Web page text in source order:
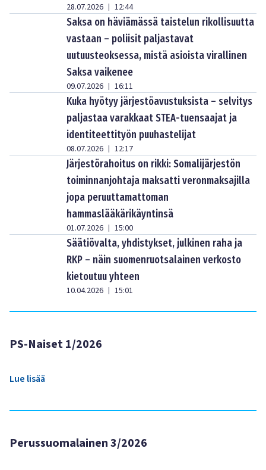
28.07.2026 | 12:44
Saksa on häviämässä taistelun rikollisuutta
vastaan – poliisit paljastavat
uutuusteoksessa, mistä asioista virallinen
Saksa vaikenee
09.07.2026 | 16:11
Kuka hyötyy järjestöavustuksista – selvitys
paljastaa varakkaat STEA-tuensaajat ja
identiteettityön puuhastelijat
08.07.2026 | 12:17
Järjestörahoitus on rikki: Somalijärjestön
toiminnanjohtaja maksatti veronmaksajilla
jopa peruuttamattoman
hammaslääkärikäyntinsä
01.07.2026 | 15:00
Säätiövalta, yhdistykset, julkinen raha ja
RKP – näin suomenruotsalainen verkosto
kietoutuu yhteen
10.04.2026 | 15:01
PS-Naiset 1/2026
Lue lisää
Perussuomalainen 3/2026